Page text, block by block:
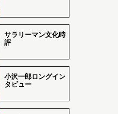
サラリーマン文化時
評
小沢一郎ロングイン
タビュー